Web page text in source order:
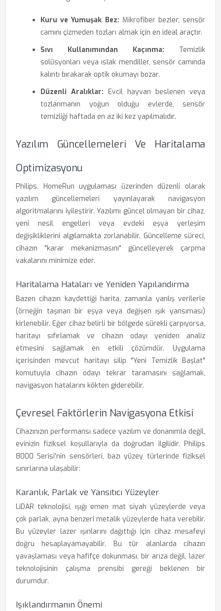
Kuru ve Yumuşak Bez: Mikrofiber bezler, sensör
camını çizmeden tozları almak için en ideal araçtır.
Sıvı Kullanımından Kaçınma: Temizlik
solüsyonları veya ıslak mendiller, sensör camında
kalıntı bırakarak optik okumayı bozar.
Düzenli Aralıklar: Evcil hayvan beslenen veya
tozlanmanın yoğun olduğu evlerde, sensör
temizliği haftada en az iki kez yapılmalıdır.
Yazılım Güncellemeleri Ve Haritalama
Optimizasyonu
Philips, HomeRun uygulaması üzerinden düzenli olarak
yazılım güncellemeleri yayınlayarak navigasyon
algoritmalarını iyileştirir. Yazılımı güncel olmayan bir cihaz,
yeni nesil engelleri veya evdeki eşya yerleşim
değişikliklerini algılamakta zorlanabilir. Güncelleme süreci,
cihazın "karar mekanizmasını" güncelleyerek çarpma
vakalarını minimize eder.
Haritalama Hataları ve Yeniden Yapılandırma
Bazen cihazın kaydettiği harita, zamanla yanlış verilerle
(örneğin taşınan bir eşya veya değişen ışık yansıması)
kirlenebilir. Eğer cihaz belirli bir bölgede sürekli çarpıyorsa,
haritayı sıfırlamak ve cihazın odayı yeniden analiz
etmesini sağlamak en etkili çözümdür. Uygulama
içerisinden mevcut haritayı silip "Yeni Temizlik Başlat"
komutuyla cihazın odayı tekrar taramasını sağlamak,
navigasyon hatalarını kökten giderebilir.
Çevresel Faktörlerin Navigasyona Etkisi
Cihazınızın performansı sadece yazılım ve donanımla değil,
evinizin fiziksel koşullarıyla da doğrudan ilgilidir. Philips
8000 Serisi'nin sensörleri, bazı yüzey türlerinde fiziksel
sınırlarına ulaşabilir:
Karanlık, Parlak ve Yansıtıcı Yüzeyler
LiDAR teknolojisi, ışığı emen mat siyah yüzeylerde veya
çok parlak, ayna benzeri metalik yüzeylerde hata verebilir.
Bu yüzeyler lazer ışınlarını dağıttığı için cihaz mesafeyi
doğru hesaplayamayabilir. Bu tür alanlarda cihazın
yavaşlaması veya hafifçe dokunması, bir arıza değil, lazer
teknolojisinin çalışma prensibi gereği beklenen bir
durumdur.
Işıklandırmanın Önemi